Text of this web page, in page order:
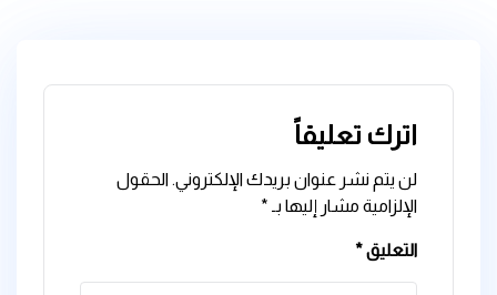
اترك تعليقاً
لن يتم نشر عنوان بريدك الإلكتروني. الحقول
الإلزامية مشار إليها بـ *
التعليق*